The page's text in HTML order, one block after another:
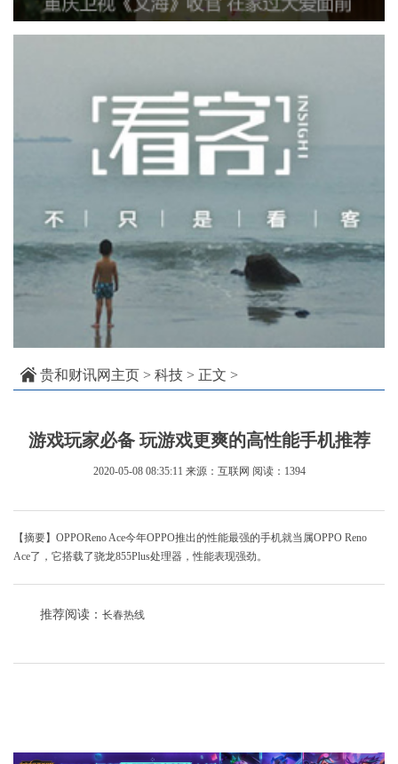
贵和财讯网主页 > 科技 > 正文 >
游戏玩家必备 玩游戏更爽的高性能手机推荐
2020-05-08 08:35:11 来源：互联网 阅读：1394
【摘要】OPPOReno Ace今年OPPO推出的性能最强的手机就当属OPPO Reno
Ace了，它搭载了骁龙855Plus处理器，性能表现强劲。
推荐阅读： 长春热线